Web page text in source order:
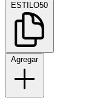
ESTILO50
Agregar